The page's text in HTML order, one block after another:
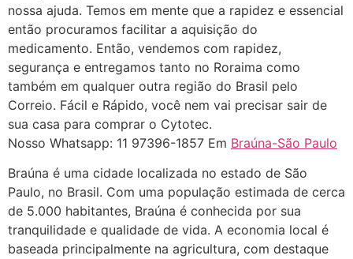
nossa ajuda. Temos em mente que a rapidez e essencial
então procuramos facilitar a aquisição do
medicamento. Então, vendemos com rapidez,
segurança e entregamos tanto no Roraima como
também em qualquer outra região do Brasil pelo
Correio. Fácil e Rápido, você nem vai precisar sair de
sua casa para comprar o Cytotec.
Nosso Whatsapp: 11 97396-1857 Em Braúna-São Paulo
Braúna é uma cidade localizada no estado de São
Paulo, no Brasil. Com uma população estimada de cerca
de 5.000 habitantes, Braúna é conhecida por sua
tranquilidade e qualidade de vida. A economia local é
baseada principalmente na agricultura, com destaque
Helly
(1999997****
em http://www.proaborto.com)
Eu estou preparada em varias
áreas mas psicologicamente p ter
sozinha nao estou
22/05/2026 17:09:20
Helly
(1999997****
em http://www.proaborto.com)
Entao q seja
22/05/2026 17:09:25